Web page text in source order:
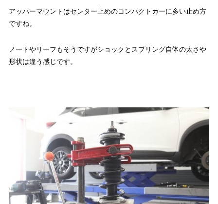
アッパーマウントはセンター止めのコンパクトカーに多い止め方
ですね。
ノートやリーフもそうですがショックとスプリング自体の太さや
形状は違う感じです。